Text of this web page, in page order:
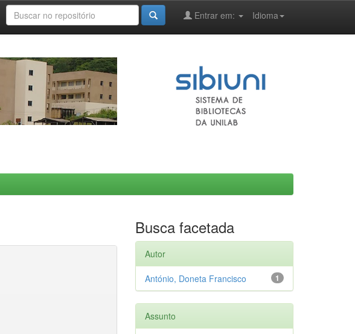
Idioma
Entrar em:
Busca facetada
Autor
1
António, Doneta Francisco
Assunto